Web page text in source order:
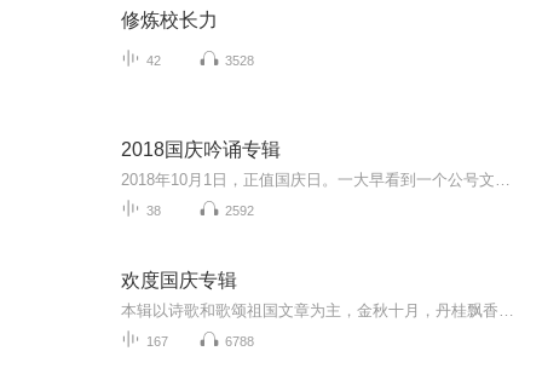
修炼校长力
42 3528
2018国庆吟诵专辑
38 2592
欢度国庆专辑
167 6788